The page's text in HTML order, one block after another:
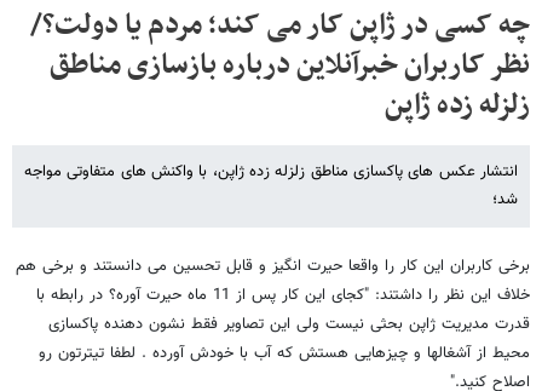
چه کسی در ژاپن کار می کند؛ مردم یا دولت؟/
نظر کاربران خبرآنلاین درباره بازسازی مناطق
زلزله زده ژاپن
انتشار عکس های پاکسازی مناطق زلزله زده ژاپن، با واکنش های متفاوتی مواجه
شد؛
برخی کاربران این کار را واقعا حیرت انگیز و قابل تحسین می دانستند و برخی هم
خلاف این نظر را داشتند: "کجای این کار پس از 11 ماه حیرت آوره؟ در رابطه با
قدرت مدیریت ژاپن بحثی نیست ولی این تصاویر فقط نشون دهنده پاکسازی
محیط از آشغالها و چیزهایی هستش که آب با خودش آورده . لطفا تیترتون رو
اصلاح کنید."